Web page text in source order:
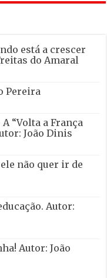
está a crescer
do Amaral
Pereira
“Volta a França
João Dinis
não quer ir de
Autor:
Autor: João